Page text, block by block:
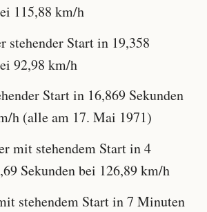
115,88 km/h
Start in 19,358
92,98 km/h
Start in 16,869 Sekunden
h (alle am 17. Mai 1971)
mit stehendem Start in 4
Sekunden bei 126,89 km/h
stehendem Start in 7 Minuten